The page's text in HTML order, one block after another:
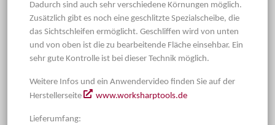
Dadurch sind auch sehr verschiedene Körnungen möglich.
Zusätzlich gibt es noch eine geschlitzte Spezialscheibe, die
das Sichtschleifen ermöglicht. Geschliffen wird von unten
und von oben ist die zu bearbeitende Fläche einsehbar. Ein
sehr gute Kontrolle ist bei dieser Technik möglich.
Weitere Infos und ein Anwendervideo finden Sie auf der
Herstellerseite
www.worksharptools.de
Lieferumfang: